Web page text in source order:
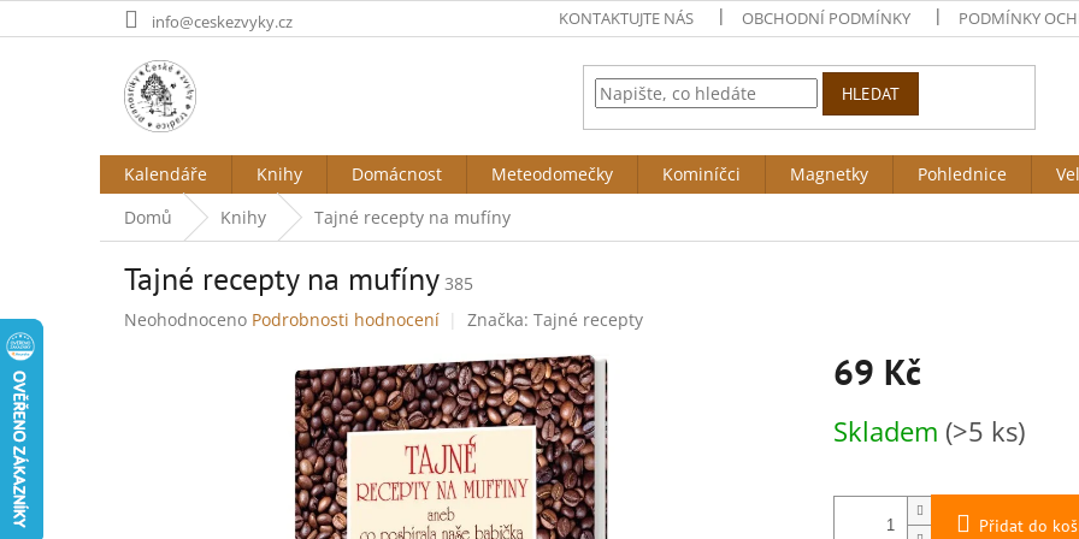
na
info@ceskezvyky.cz KONTAKTUJTE NÁS OBCHODNÍ PODMÍNKY PODMÍNKY
HLEDAT
Kalendáře Knihy Domácnost Meteodomečky Kominíčci Magnetky Pohlednice
Domů
Knihy Tajné recepty na mufíny
Tajné recepty na mufíny 385
Průměrné
Neohodnoceno Podrobnosti hodnocení Značka: Tajné recepty
69 Kč
cena:
Skladem (>5 ks)
Přidat do